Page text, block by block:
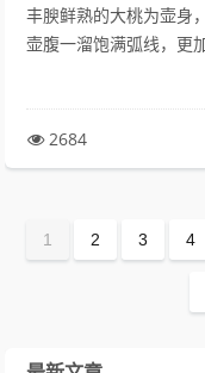
丰腴鲜熟的大桃为壶身
壶腹一溜饱满弧线，更
2684
1 2 3 4